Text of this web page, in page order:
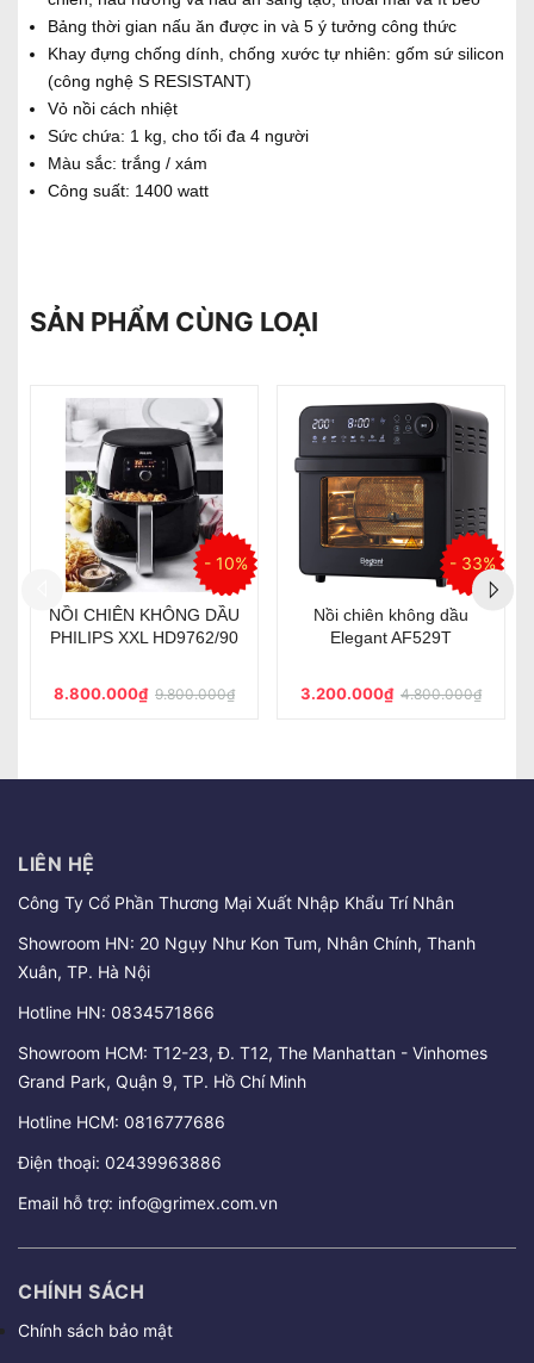
Bảng thời gian nấu ăn được in và 5 ý tưởng công thức
Khay đựng chống dính, chống xước tự nhiên: gốm sứ silicon
(công nghệ S RESISTANT)
Vỏ nồi cách nhiệt
Sức chứa: 1 kg, cho tối đa 4 người
Màu sắc: trắng / xám
Công suất: 1400 watt
SẢN PHẨM CÙNG LOẠI
- 10%
DẦU
90
- 33%
Nồi chiên không dầu
Elegant AF529T
3.200.000₫4.800.000₫
Nồi chiên không
TEFAL FW5018 -
6.000.000₫
LIÊN HỆ
Công Ty Cổ Phần Thương Mại Xuất Nhập Khẩu Trí Nhân
Showroom HN: 20 Ngụy Như Kon Tum, Nhân Chính, Thanh
Xuân, TP. Hà Nội
Hotline HN: 0834571866
Showroom HCM: T12-23, Đ. T12, The Manhattan - Vinhomes
Grand Park, Quận 9, TP. Hồ Chí Minh
Hotline HCM: 0816777686
Điện thoại: 02439963886
Email hỗ trợ: info@grimex.com.vn
CHÍNH SÁCH
Chính sách bảo mật